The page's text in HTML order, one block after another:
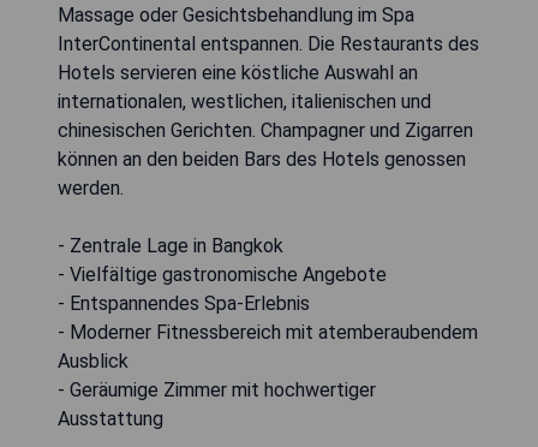
Massage oder Gesichtsbehandlung im Spa
InterContinental entspannen. Die Restaurants des
Hotels servieren eine köstliche Auswahl an
internationalen, westlichen, italienischen und
chinesischen Gerichten. Champagner und Zigarren
können an den beiden Bars des Hotels genossen
werden.
- Zentrale Lage in Bangkok
- Vielfältige gastronomische Angebote
- Entspannendes Spa-Erlebnis
- Moderner Fitnessbereich mit atemberaubendem
Ausblick
- Geräumige Zimmer mit hochwertiger
Ausstattung